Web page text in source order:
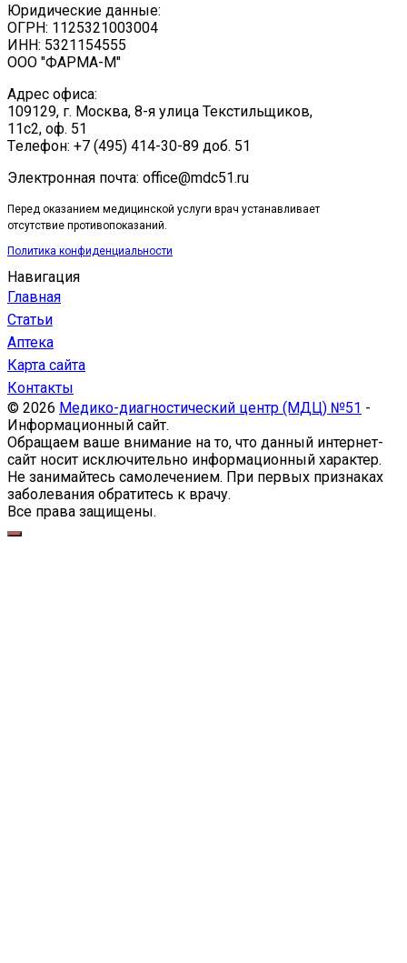
Юридические данные:
ОГРН: 1125321003004
ИНН: 5321154555
ООО "ФАРМА-М"
Адрес офиса:
109129, г. Москва, ​8-я улица Текстильщиков,
11с2, оф. 51
Tелефон: +7 (495) 414-30-89 доб. 51
Электронная почта: office@mdc51.ru
Перед оказанием медицинской услуги врач устанавливает
отсутствие противопоказаний.
Политика конфиденциальности
Навигация
Главная
Статьи
Аптека
Карта сайта
Контакты
© 2026 Медико-диагностический центр (МДЦ) №51 -
Информационный сайт.
Обращаем ваше внимание на то, что данный интернет-
сайт носит исключительно информационный характер.
Не занимайтесь самолечением. При первых признаках
заболевания обратитесь к врачу.
Все права защищены.